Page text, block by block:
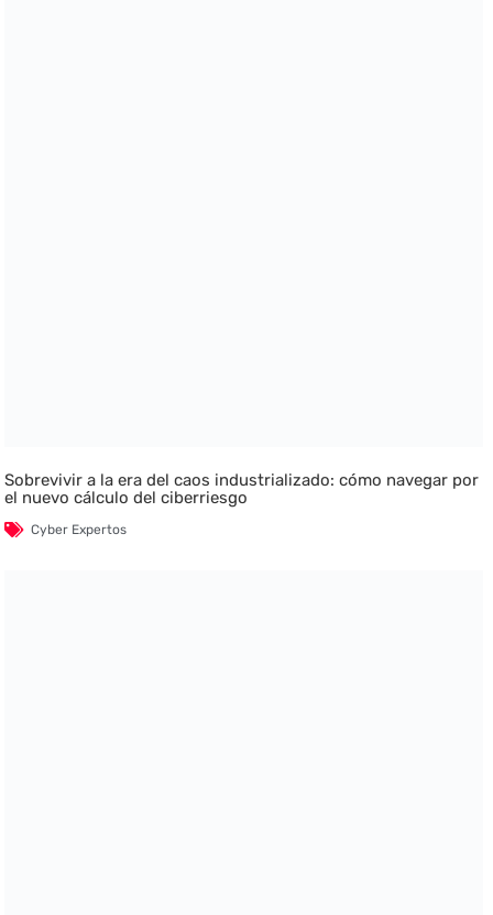
Sobrevivir a la era del caos industrializado: cómo navegar por
el nuevo cálculo del ciberriesgo
Cyber Expertos